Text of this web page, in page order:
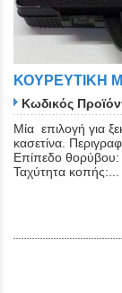
ΚΟΥΡΕΥΤΙΚΗ
Κωδικός
Μία επιλογή για
κασετίνα.
Επίπεδο
Ταχύτητα κοπής:...